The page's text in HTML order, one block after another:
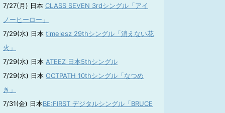
7/27(月) 日本 CLASS SEVEN 3rdシングル「アイ
ノーヒーロー」
7/29(水) 日本 timelesz 29thシングル「消えない花
火」
7/29(水) 日本 ATEEZ 日本5thシングル
7/29(水) 日本 OCTPATH 10thシングル「なつめ
き」
7/31(金) 日本BE:FIRST デジタルシングル「BRUCE